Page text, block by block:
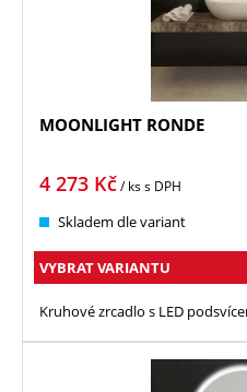
MOONLIGHT RONDE
4 273 Kč/ kss DPH
Skladem dle variant
VYBRAT VARIANTU
Kruhové zrcadlo s LED